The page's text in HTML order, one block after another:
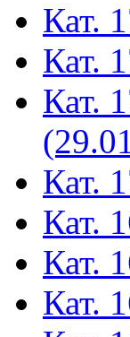
Кат.
Кат.
Кат.
Кат.
Кат.
Кат.
Кат.